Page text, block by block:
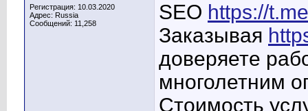
Регистрация: 10.03.2020
Адрес: Russia
Сообщений: 11,258
SEO https://
Заказывая
доверяете
многолетним
Стоимость